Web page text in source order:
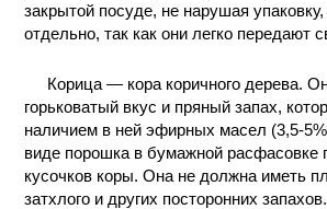
закрытой посуде, не нарушая
отдельно, так как они легко передают
Корица — кора коричного дерева.
горьковатый вкус и пряный запах,
наличием в ней эфирных масел (3,5-
виде порошка в бумажной расфасовке
кусочков коры. Она не должна иметь
затхлого и других посторонних